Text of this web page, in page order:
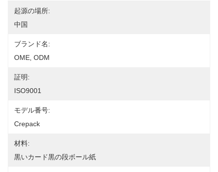
起源の場所:
中国
ブランド名:
OME, ODM
証明:
ISO9001
モデル番号:
Crepack
材料:
黒いカード黒の段ボール紙